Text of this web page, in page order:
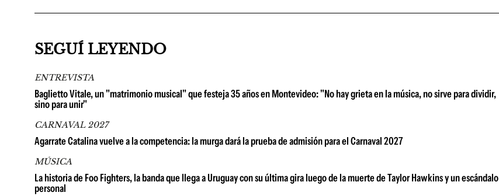
SEGUÍ LEYENDO
ENTREVISTA
Baglietto Vitale, un "matrimonio musical" que festeja 35 años en Montevideo: "No hay grieta en la música, no sirve para dividir,
sino para unir"
CARNAVAL 2027
Agarrate Catalina vuelve a la competencia: la murga dará la prueba de admisión para el Carnaval 2027
MÚSICA
La historia de Foo Fighters, la banda que llega a Uruguay con su última gira luego de la muerte de Taylor Hawkins y un escándalo
personal